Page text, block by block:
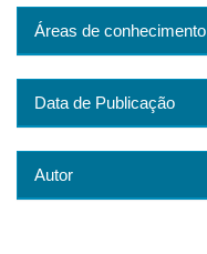
Áreas de conhecimento
Data de Publicação
Autor